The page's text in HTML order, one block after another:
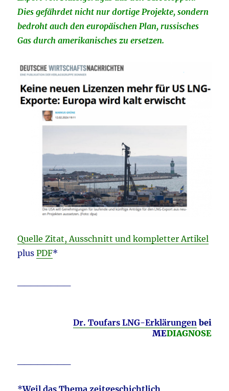
Dies gefährdet nicht nur dortige Projekte, sondern
bedroht auch den europäischen Plan, russisches
Gas durch amerikanisches zu ersetzen.
Quelle Zitat, Ausschnitt und kompletter Artikel
plusPDF*
Dr. Toufars LNG-Erklärungen bei
MEDIAGNOSE
*Weil das Thema zeitgeschichtlich